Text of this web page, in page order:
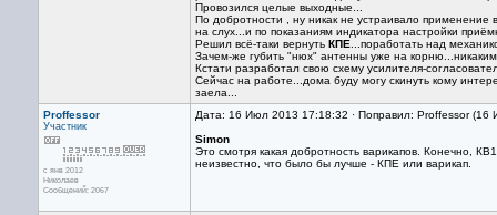
Провозился целые выходные...
По добротности , ну никак не устраивало применение
на слух...и по показаниям индикатора настройки
Решил всё-таки вернуть КПЕ ...поработать над
Зачем-же губить "нюх" антенны уже на
Кстати разработал свою схему усилителя-
Сейчас на работе...дома буду могу скинуть кому
заела...
Proffessor
Участник
с янв 2012
Николаев
Сообщений: 2067
Дата: 16 Июл 2013 17:18:32 · Поправил: Proffessor
Simon
Это смотря какая добротность варикапов. Конечно,
неизвестно, что было бы лучше - КПЕ или варикап.